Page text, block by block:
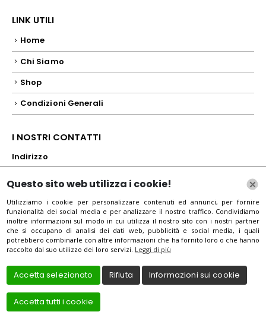
LINK UTILI
Home
Chi Siamo
Shop
Condizioni Generali
I NOSTRI CONTATTI
Indirizzo
Via dello Statuto, 25/r, 50129 Firenze FI, Itali
Mail
operafirenze@libero.it
Telefono
Questo sito web utilizza i cookie!
Utilizziamo i cookie per personalizzare contenuti ed annunci, per fornire
funzionalità dei social media e per analizzare il nostro traffico. Condividiamo
inoltre informazioni sul modo in cui utilizza il nostro sito con i nostri partner
che si occupano di analisi dei dati web, pubblicità e social media, i quali
potrebbero combinarle con altre informazioni che ha fornito loro o che hanno
raccolto dal suo utilizzo dei loro servizi. Leggi di più
Accetta selezionato Rifiuta Informazioni sui cookie
Accetta tutti i cookie